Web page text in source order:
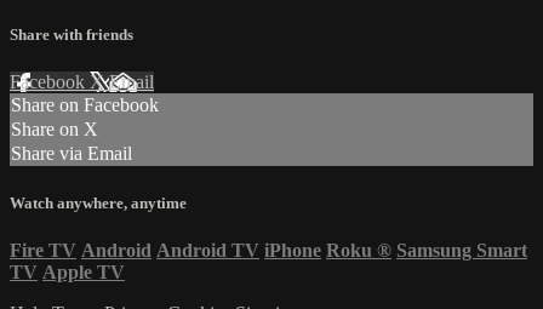
Share with friends
Facebook XEmail
Share on Facebook
Share on X
Share via Email
Watch anywhere, anytime
Fire TV Android Android TV iPhone Roku ® Samsung Smart
TV Apple TV